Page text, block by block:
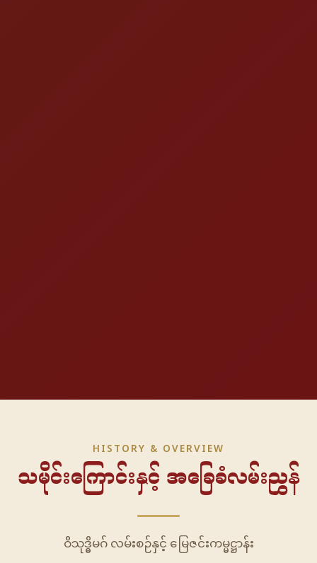
HISTORY & OVERVIEW
သမိုင်းကြောင်းနှင့် အခြေခံလမ်းညွှန်
ဝိသုဒ္ဓိမဂ် လမ်းစဉ်နှင့် မြေဇင်းကမ္မဋ္ဌာန်း